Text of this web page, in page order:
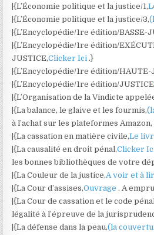
|{L’Économie politique et la justice/1,
|{L’Économie politique et la justice/3,
|{L’Encyclopédie/1re édition/BASSE-
|{L’Encyclopédie/1re édition/
JUSTICE,Clicker Ici.}
|{L’Encyclopédie/1re édition/HAUTE-
|{L’Encyclopédie/1re édition/
|{L’Organisation de la Vindicte
|{La balance, le glaive et les fourmis,
à l’achat sur les plateformes
|{La cassation en matière civile,Le
|{La causalité en droit pénal,Clicker
les bonnes bibliothèques de votre
|{La Couleur de la justice,A voir et à
|{La Cour d’assises,Ouvrage. A
|{La Cour de cassation et le code
légalité à l’épreuve de la
|{La défense dans la peau,(la